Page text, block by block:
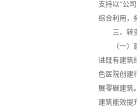
支持以“公
综合利用，
三、转变
（一）建
进既有建筑
色医院创建
展零碳建筑
建筑能效提